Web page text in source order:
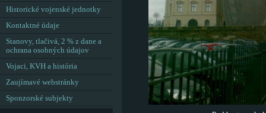
Historické vojenské jednotky
Kontaktné údaje
Stanovy, tlačivá, 2 % z dane a
ochrana osobných údajov
Vojaci, KVH a história
Zaujímavé webstránky
Sponzorské subjekty